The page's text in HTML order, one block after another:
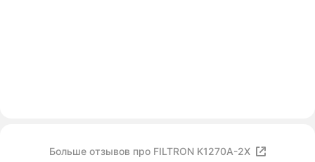
Больше отзывов про FILTRON K1270A-2X